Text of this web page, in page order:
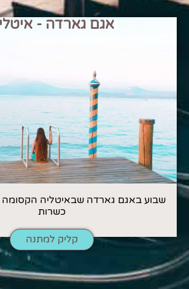
אגם גארדה -
שבוע באגם גארדה שבאיטליה הקסומה
כשרות
קליק למתנה